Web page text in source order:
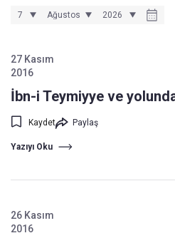
27 Kasım
2016
İbn-i Teymiyye ve
Kaydet Paylaş
Yazıyı Oku
26 Kasım
2016